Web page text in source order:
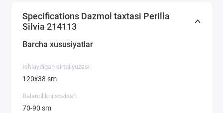
Specifications Dazmol taxtasi Perilla
Silvia 214113
Barcha xususiyatlar
Ishlaydigan sirtqi yuzasi
120х38 sm
Balandlikni sozlash
70-90 sm